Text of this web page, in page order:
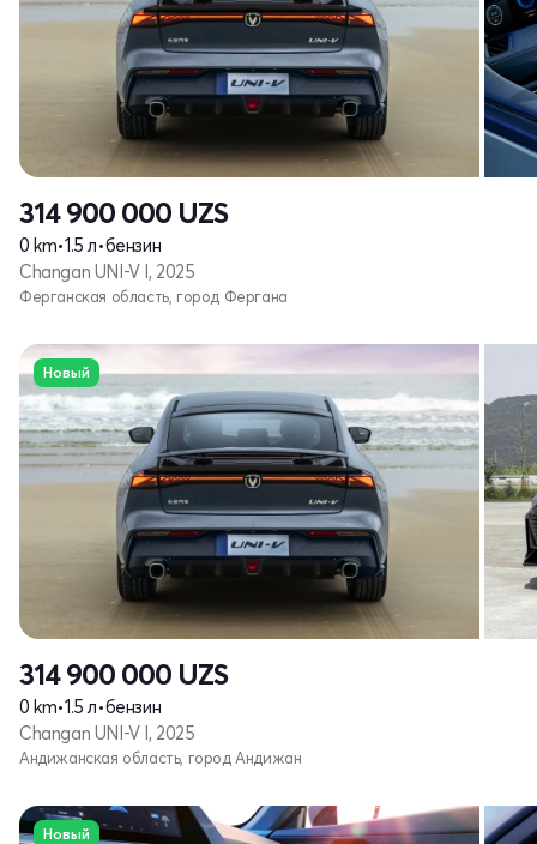
314 900 000 UZS
0 km•1.5 л•бензин
Changan UNI-V I, 2025
Ферганская область, город Фергана
Новый
314 900 000 UZS
0 km•1.5 л•бензин
Changan UNI-V I, 2025
Андижанская область, город Андижан
Новый